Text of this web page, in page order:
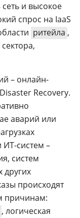
и высокое
спрос на IaaS
ритейла ,
сектора,
– онлайн-
Recovery.
аварий или
ИТ-систем –
систем
происходят
причинам:
, логическая